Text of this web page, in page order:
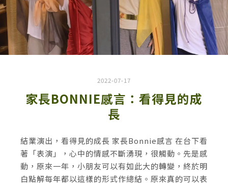
2022-07-17
家長BONNIE感言：看得見的成
長
結業演出，看得見的成長 家長Bonnie感言 在台下看
著「表演」，心中的情感不斷湧現，很觸動。先是感
動，原來一年，小朋友可以有如此大的轉變，終於明
白點解每年都以這樣的形式作總結。原來真的可以表